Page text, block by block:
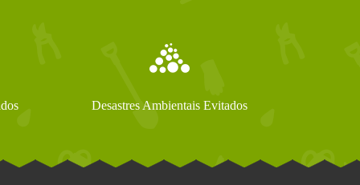
Desastres Ambientais Evitados